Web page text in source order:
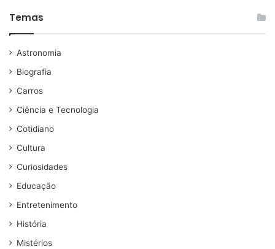
Temas
Astronomia
Biografia
Carros
Ciência e Tecnologia
Cotidiano
Cultura
Curiosidades
Educação
Entretenimento
História
Mistérios